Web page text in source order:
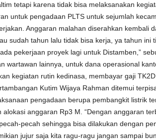
tetapi karena tidak bisa melaksanakan
untuk pengadaan PLTS untuk sejumlah
Anggaran malahan diserahkan kembali
sudah tahun lalu tidak bisa kerja, ya tahun ini
pekerjaan proyek lagi untuk Distamben,”
wartawan lainnya, untuk dana operasional
kegiatan rutin kedinasa, membayar gaji TK2D
Kutim Wijaya Rahman ditemui
pengadaan berupa pembangkit listrik
anggaran Rp3 M. “Dengan anggaran
pecah sehingga bisa dilakukan dengan
jujur saja kita ragu-ragu jangan sampai